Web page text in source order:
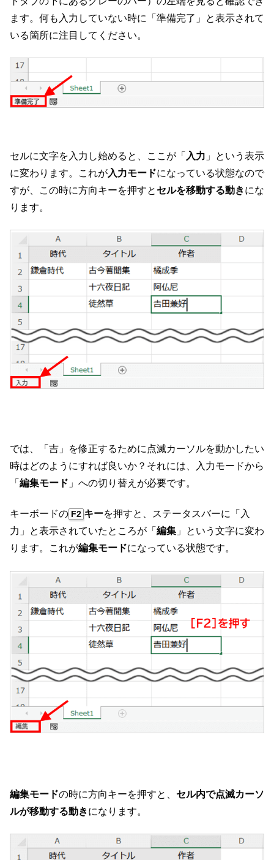
ます。何も入力していない時に「準備完了」と表示されて
いる箇所に注目してください。
セルに文字を入力し始めると、ここが「 入力 」という表示
に変わります。これが入力モードになっている状態なので
すが、この時に方向キーを押すと セルを移動する動きにな
ります。
では、「吉」を修正するために点滅カーソルを動かしたい
時はどのようにすれば良いか？それには、入力モードから
「 編集モード 」への切り替えが必要です。
キーボードの F2 キーを押すと、ステータスバーに「入
力」と表示されていたところが「 編集 」という文字に変わ
ります。これが編集モードになっている状態です。
編集モードの時に方向キーを押すと、 セル内で点滅カーソ
ルが移動する動きになります。